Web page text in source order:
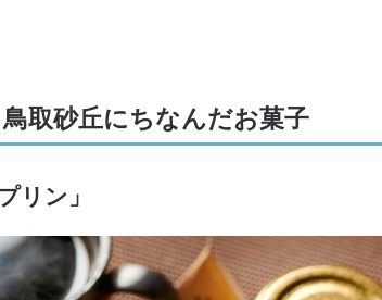
取砂丘にちなんだお菓子
リン」